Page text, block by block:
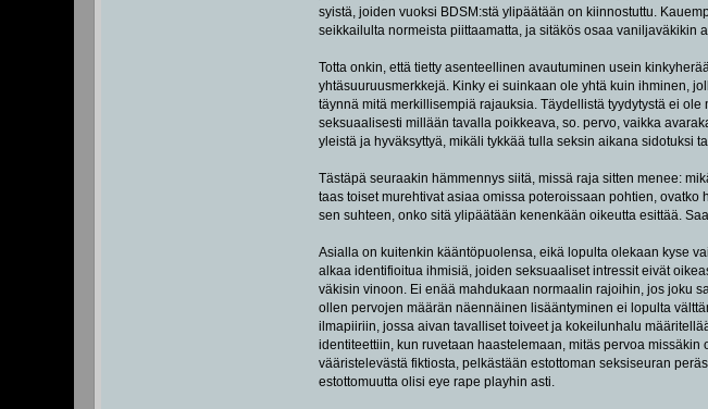
syistä, joiden vuoksi BDSM:stä ylipäätään on kiinnostuttu.
seikkailulta normeista piittaamatta, ja sitäkös osaa vaniljaväkikin
Totta onkin, että tietty asenteellinen avautuminen usein
yhtäsuuruusmerkkejä. Kinky ei suinkaan ole yhtä kuin ihminen,
täynnä mitä merkillisempiä rajauksia. Täydellistä tyydytystä ei
seksuaalisesti millään tavalla poikkeava, so. pervo, vaikka
yleistä ja hyväksyttyä, mikäli tykkää tulla seksin aikana sidotuksi
Tästäpä seuraakin hämmennys siitä, missä raja sitten menee:
taas toiset murehtivat asiaa omissa poteroissaan pohtien,
sen suhteen, onko sitä ylipäätään kenenkään oikeutta esittää.
Asialla on kuitenkin kääntöpuolensa, eikä lopulta olekaan kyse
alkaa identifioitua ihmisiä, joiden seksuaaliset intressit eivät
väkisin vinoon. Ei enää mahdukaan normaalin rajoihin, jos joku
ollen pervojen määrän näennäinen lisääntyminen ei lopulta
ilmapiiriin, jossa aivan tavalliset toiveet ja kokeilunhalu
identiteettiin, kun ruvetaan haastelemaan, mitäs pervoa
vääristelevästä fiktiosta, pelkästään estottoman seksiseuran
estottomuutta olisi eye rape playhin asti.